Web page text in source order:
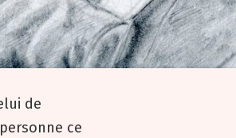
de
ce